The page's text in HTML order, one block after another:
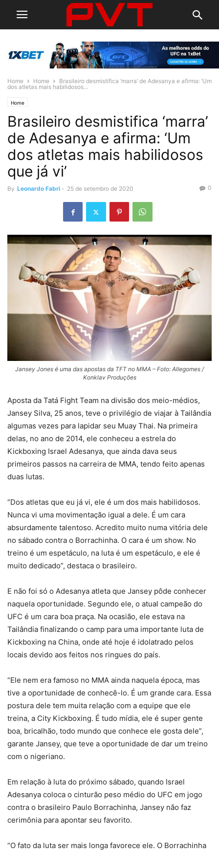
Home Home
Brasileiro desmistifica ‘marra’ de Adesanya e afirma: ‘Um
dos atletas mais habilidosos...
Home
Brasileiro desmistifica ‘marra’
de Adesanya e afirma: ‘Um
dos atletas mais habilidosos
que já vi’
By Leonardo Fabri - 25 de setembro de 2020 0
Jansey Jones é uma das apostas da TFT no MMA – Foto: Allegomes /
Konklav Produções
Aposta da Tatá Fight Team na divisão dos meio-médios,
Jansey Silva, 25 anos, teve o privilégio de viajar à Tailândia
algumas vezes para lapidar seu Muay Thai. Na primeira
delas, no ano de 2014, ele conheceu a estrela do
Kickboxing Israel Adesanya, que ainda dava seus
primeiros passos na carreira de MMA, tendo feito apenas
duas lutas.
“Dos atletas que eu já vi, ele é um dos mais habilidosos.
Nunca vi uma movimentação igual a dele. É um cara
absurdamente talentoso. Acredito muito numa vitória dele
no sábado contra o Borrachinha. O cara é um show. No
treino é um espetáculo, na luta é um espetáculo, e ele é
muito dedicado”, destaca o brasileiro.
E não foi só o Adesanya atleta que Jansey pôde conhecer
naquela oportunidade. Segundo ele, o atual campeão do
UFC é um cara boa praça. Na ocasião, ele estava na
Tailândia finalizando o camp para uma importante luta de
Kickboxing na China, onde até hoje é idolatrado pelos
locais devido aos feitos nos ringues do país.
“Ele nem era famoso no MMA ainda naquela época, mas
tive a oportunidade de conhecê-lo. É um grande cara. Essa
postura dele tem muita relação com a equipe que ele
treina, a City Kickboxing. É tudo mídia, ele é super gente
boa, bricalhão, todo mundo que conhece ele gosta dele”,
garante Jansey, que teve a oportunidade de dar um treino
com o nigeriano.
Em relação à luta do próximo sábado, quando Israel
Adesanya coloca o cinturão peso médio do UFC em jogo
contra o brasileiro Paulo Borrachinha, Jansey não faz
cerimônia para apontar seu favorito.
“O fato da luta ser mais longa favorece ele. O Borrachinha